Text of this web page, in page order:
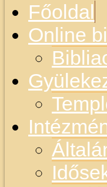
Főoldal
Online